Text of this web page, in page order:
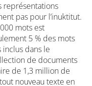
représentations
pas pour l’inuktitut.
mots est
5 % des mots
inclus dans le
de documents
de 1,3 million de
nouveau texte en